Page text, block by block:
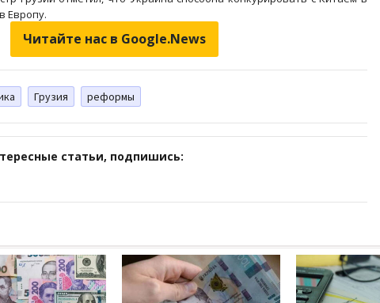
Европу.
Читайте нас в Google.News
Грузия реформы
статьи, подпишись: